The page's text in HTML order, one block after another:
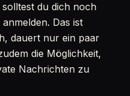
du dich noch
Das ist
dauert nur ein paar
die Möglichkeit,
Nachrichten zu